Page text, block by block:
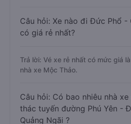
Câu hỏi: Xe nào đi Đức Phổ -
có giá rẻ nhất?
Trả lời: Vé xe rẻ nhất có mức giá
nhà xe Mộc Thảo.
Câu hỏi: Có bao nhiêu nhà
thác tuyến đường Phú Yên -
Quảng Ngãi ?